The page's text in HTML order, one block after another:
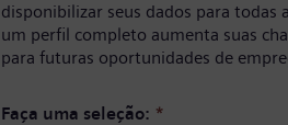
disponibilizar seus dados para todas
um perfil completo aumenta suas
para futuras oportunidades de
Faça uma seleção: *